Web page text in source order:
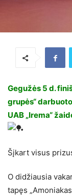
Gegužės 5 d.
grupės“
UAB „Irema“
Šįkart visus
O didžiausia
tapęs